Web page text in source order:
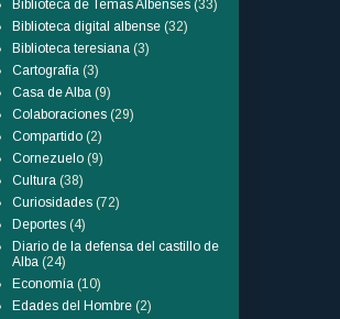
Biblioteca de Temas Albenses (33)
Biblioteca digital albense (32)
Biblioteca teresiana (3)
Cartografía (3)
Casa de Alba (9)
Colaboraciones (29)
Compartido (2)
Cornezuelo (9)
Cultura (38)
Curiosidades (72)
Deportes (4)
Diario de la defensa del castillo de
Alba (24)
Economía (10)
Edades del Hombre (2)